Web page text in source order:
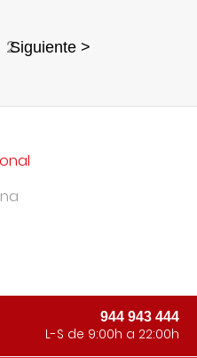
2Siguiente >
944 943 444
L-S de 9:00h a 22:00h